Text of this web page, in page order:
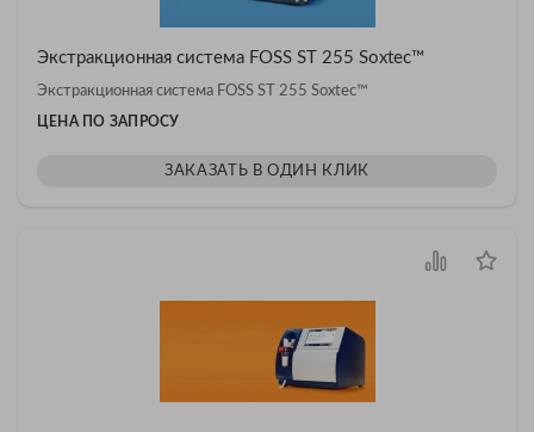
Экстракционная система FOSS ST 255 Soxtec™
Экстракционная система FOSS ST 255 Soxtec™
ЦЕНА ПО ЗАПРОСУ
ЗАКАЗАТЬ В ОДИН КЛИК